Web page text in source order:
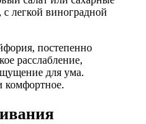
легкой виноградной
постепенно
расслабление,
для ума.
комфортное.